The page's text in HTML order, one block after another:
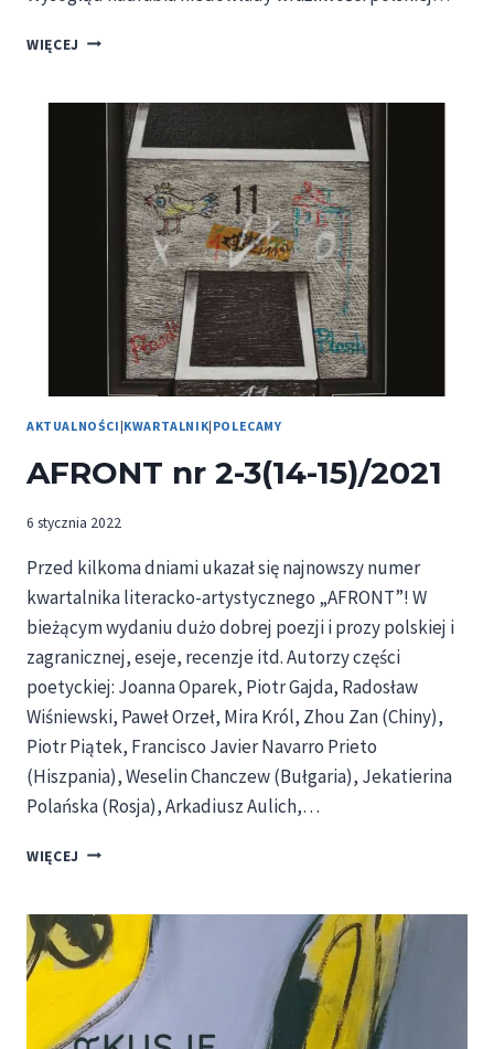
WIĘCEJ KSIĄŻKA
OD
PAŁACU
KULTURY”
ROMANA
WYSOGLĄDA
WYDANA!
AKTUALNOŚCI |KWARTALNIK| POLECAMY
AFRONT nr 2-3(14-15)/2021
6 stycznia 2022
Przed kilkoma dniami ukazał się najnowszy numer
kwartalnika literacko-artystycznego „AFRONT”! W
bieżącym wydaniu dużo dobrej poezji i prozy polskiej i
zagranicznej, eseje, recenzje itd. Autorzy części
poetyckiej: Joanna Oparek, Piotr Gajda, Radosław
Wiśniewski, Paweł Orzeł, Mira Król, Zhou Zan (Chiny),
Piotr Piątek, Francisco Javier Navarro Prieto
(Hiszpania), Weselin Chanczew (Bułgaria), Jekatierina
Polańska (Rosja), Arkadiusz Aulich,…
WIĘCEJ AFRONT
3(14-
15)/2021